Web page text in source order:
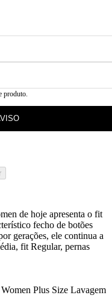
produto.
de hoje apresenta o fit
fecho de botões
gerações, ele continua a
fit Regular, pernas
Plus Size Lavagem